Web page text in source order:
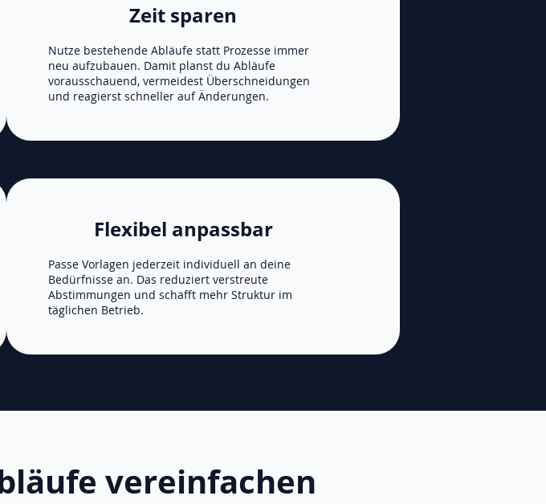
Zeit sparen
Nutze bestehende Abläufe statt Prozesse immer
neu aufzubauen. Damit planst du Abläufe
vorausschauend, vermeidest Überschneidungen
und reagierst schneller auf Änderungen.
Flexibel anpassbar
Passe Vorlagen jederzeit individuell an deine
Bedürfnisse an. Das reduziert verstreute
Abstimmungen und schafft mehr Struktur im
täglichen Betrieb.
vereinfachen